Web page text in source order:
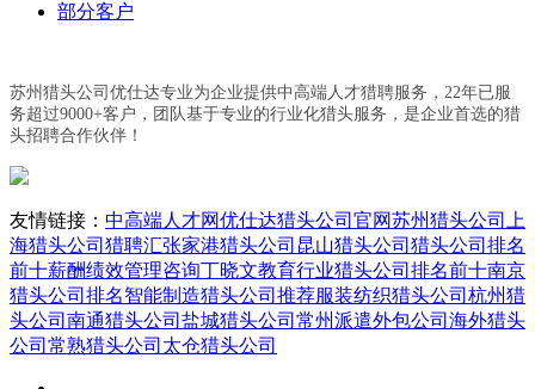
部分客户
苏州猎头公司优仕达专业为企业提供中高端人才猎聘服务，22年已服
务超过9000+客户，团队基于专业的行业化猎头服务，是企业首选的猎
头招聘合作伙伴！
友情链接： 中高端人才网优仕达猎头公司官网苏州猎头公司
上
海猎头公司 猎聘汇张家港猎头公司 昆山猎头公司 猎头公司排名
前十薪酬绩效管理咨询丁晓文教育行业猎头公司排名前十南京
猎头公司排名智能制造猎头公司推荐服装纺织猎头公司 杭州猎
头公司 南通猎头公司 盐城猎头公司 常州派遣外包公司 海外猎头
公司 常熟猎头公司 太仓猎头公司